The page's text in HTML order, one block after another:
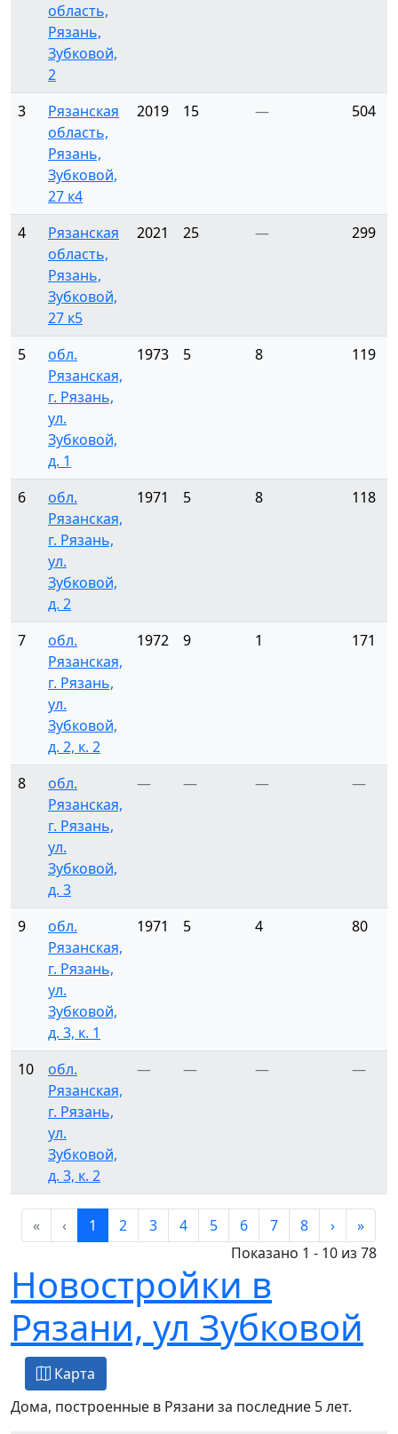
область,
Рязань,
Зубковой,
2
3
Рязанская
область,
Рязань,
Зубковой,
27 к4
2019 15 — 504
4
Рязанская
область,
Рязань,
Зубковой,
27 к5
2021 25 — 299
5
обл.
Рязанская,
г. Рязань,
ул.
Зубковой,
д. 1
1973 5 8 119
6
обл.
Рязанская,
г. Рязань,
ул.
Зубковой,
д. 2
1971 5 8 118
7
обл.
Рязанская,
г. Рязань,
ул.
Зубковой,
д. 2, к. 2
1972 9 1 171
8
обл.
Рязанская,
г. Рязань,
ул.
Зубковой,
д. 3
— — — —
9
обл.
Рязанская,
г. Рязань,
ул.
Зубковой,
д. 3, к. 1
1971 5 4 80
10
обл.
Рязанская,
г. Рязань,
ул.
Зубковой,
д. 3, к. 2
— — — —
« ‹ 1 2 3 4 5 6 7 8 ›
»
Показано 1 - 10 из 78
Новостройки в
Рязани, ул Зубковой
Карта
Дома, построенные в Рязани за последние 5 лет.